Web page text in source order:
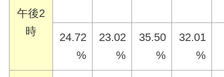
午後2
時
24.72
%
23.02
%
35.50
%
32.01
%